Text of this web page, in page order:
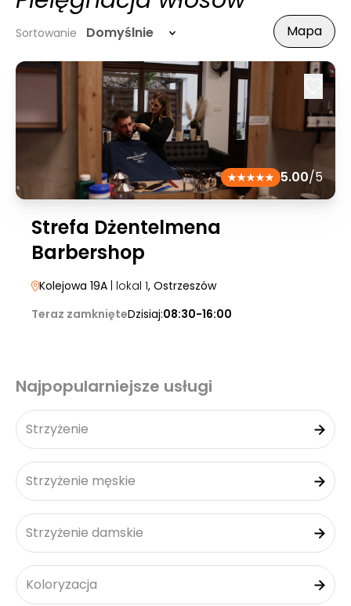
Sortowanie Domyślnie Mapa
5.00/5
Strefa Dżentelmena
Barbershop
Kolejowa 19A | lokal 1, Ostrzeszów
Teraz zamknięteDzisiaj:08:30-16:00
Najpopularniejsze usługi
Strzyżenie
Strzyżenie męskie
Strzyżenie damskie
Koloryzacja